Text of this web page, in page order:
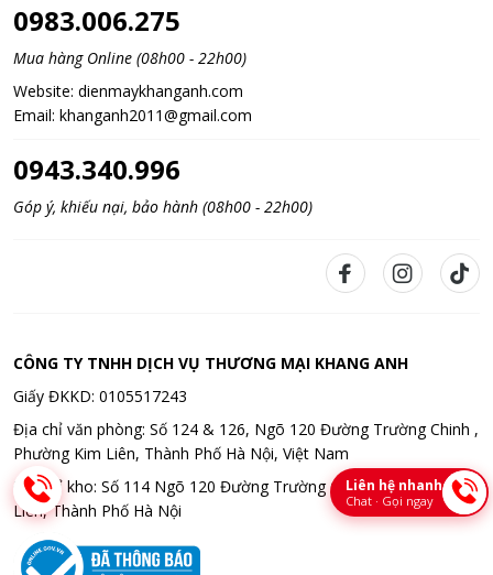
0983.006.275
Mua hàng Online (08h00 - 22h00)
Website: dienmaykhanganh.com
Email: khanganh2011@gmail.com
0943.340.996
Góp ý, khiếu nại, bảo hành (08h00 - 22h00)
CÔNG TY TNHH DỊCH VỤ THƯƠNG MẠI KHANG ANH
Giấy ĐKKD: 0105517243
Địa chỉ văn phòng: Số 124 & 126, Ngõ 120 Đường Trường Chinh ,
Phường Kim Liên, Thành Phố Hà Nội, Việt Nam
Địa chỉ kho: Số 114 Ngõ 120 Đường Trường Chinh , Phường Kim
Liên, Thành Phố Hà Nội
Liên hệ nhanh
Chat · Gọi ngay